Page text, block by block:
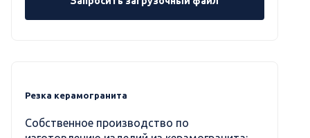
Резка керамогранита
Собственное производство по